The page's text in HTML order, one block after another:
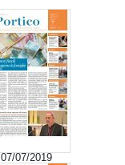
07/07/2019